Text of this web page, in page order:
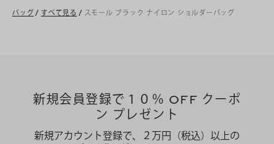
バッグ / すべて見る / スモール ブラック ナイロン ショルダーバッグ
新規会員登録で１０％ OFF クーポ
ン プレゼント
新規アカウント登録で、２万円（税込）以上の